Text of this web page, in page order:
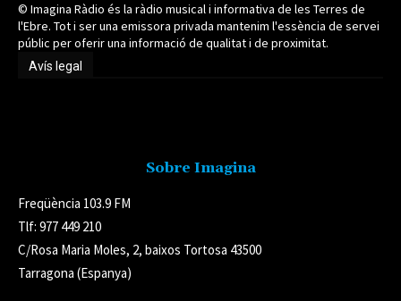
© Imagina Ràdio és la ràdio musical i informativa de les Terres de
l'Ebre. Tot i ser una emissora privada mantenim l'essència de servei
públic per oferir una informació de qualitat i de proximitat.
Avís legal
Sobre Imagina
Freqüència 103.9 FM
Tlf: 977 449 210
C/Rosa Maria Moles, 2, baixos Tortosa 43500
Tarragona (Espanya)